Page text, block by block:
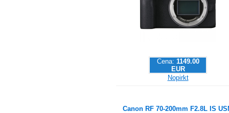
Cena: 1149.00
EUR
Nopirkt
Canon RF 70-200mm F2.8L IS